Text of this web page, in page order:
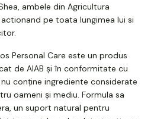
ambele din Agricultura
pe toata lungimea lui si
Personal Care este un produs
de AIAB și în conformitate cu
conține ingrediente considerate
oameni și mediu. Formula sa
un suport natural pentru